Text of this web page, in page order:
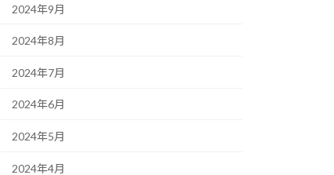
2024年9月
2024年8月
2024年7月
2024年6月
2024年5月
2024年4月